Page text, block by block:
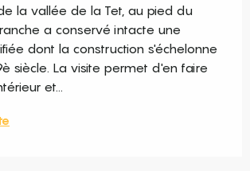
la vallée de la Tet, au pied du
a conservé intacte une
dont la construction s'échelonne
siècle. La visite permet d'en faire
et...